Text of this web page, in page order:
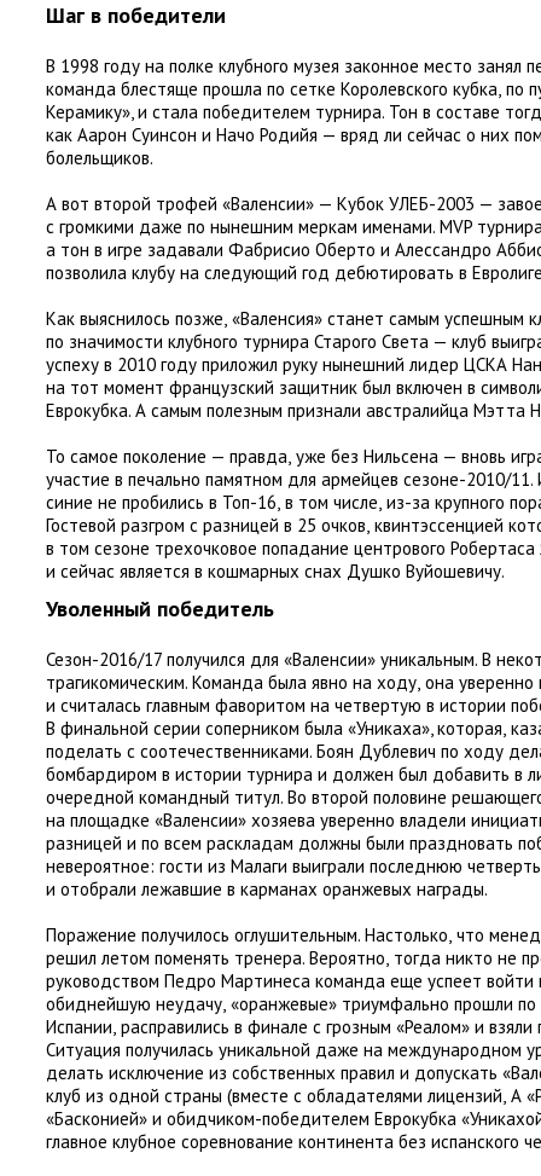
Шаг в победители
В 1998 году на полке клубного музея законное место занял
команда блестяще прошла по сетке Королевского кубка, по
Керамику», и стала победителем турнира. Тон в составе
как Аарон Суинсон и Начо Родийя — вряд ли сейчас о них
болельщиков.
А вот второй трофей «Валенсии» — Кубок УЛЕБ-2003 —
с громкими даже по нынешним меркам именами. MVP
а тон в игре задавали Фабрисио Оберто и Алессандро
позволила клубу на следующий год дебютировать в
Как выяснилось позже, «Валенсия» станет самым успешным
по значимости клубного турнира Старого Света — клуб
успеху в 2010 году приложил руку нынешний лидер ЦСКА
на тот момент французский защитник был включен в
Еврокубка. А самым полезным признали австралийца Мэтта
То самое поколение — правда, уже без Нильсена — вновь
участие в печально памятном для армейцев сезоне-2010/
синие не пробились в Топ-16, в том числе, из-за крупного
Гостевой разгром с разницей в 25 очков, квинтэссенцией
в том сезоне трехочковое попадание центрового Робертаса
и сейчас является в кошмарных снах Душко Вуйошевичу.
Уволенный победитель
Сезон-2016/17 получился для «Валенсии» уникальным. В
трагикомическим. Команда была явно на ходу, она уверенно
и считалась главным фаворитом на четвертую в истории
В финальной серии соперником была «Уникаха», которая,
поделать с соотечественниками. Боян Дублевич по ходу
бомбардиром в истории турнира и должен был добавить в
очередной командный титул. Во второй половине
на площадке «Валенсии» хозяева уверенно владели
разницей и по всем раскладам должны были праздновать
невероятное: гости из Малаги выиграли последнюю
и отобрали лежавшие в карманах оранжевых награды.
Поражение получилось оглушительным. Настолько, что
решил летом поменять тренера. Вероятно, тогда никто не
руководством Педро Мартинеса команда еще успеет войти
обиднейшую неудачу, «оранжевые» триумфально прошли
Испании, расправились в финале с грозным «Реалом» и
Ситуация получилась уникальной даже на международном
делать исключение из собственных правил и допускать «
клуб из одной страны (вместе с обладателями лицензий, А
«Басконией» и обидчиком-победителем Еврокубка «
главное клубное соревнование континента без испанского